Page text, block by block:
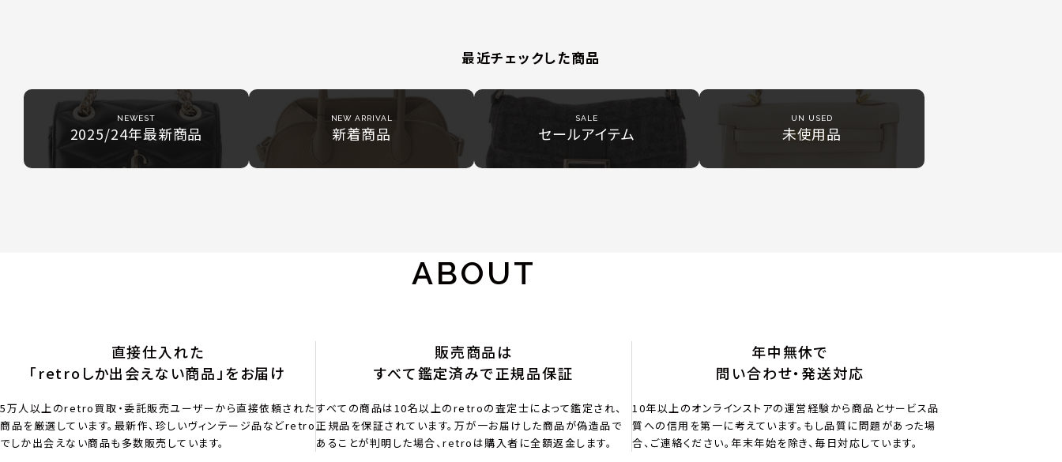
最近チェックした商品
NEWEST
2025/24年最新商品
NEW ARRIVAL
新着商品
SALE
セールアイテム
UN USED
未使用品
ABOUT
直接仕入れた
「retroしか出会えない商品」をお届け
5万人以上のretro買取・委託販売ユーザーから直接依頼された
商品を厳選しています。最新作、珍しいヴィンテージ品などretro
でしか出会えない商品も多数販売しています。
販売商品は
すべて鑑定済みで正規品保証
すべての商品は10名以上のretroの査定士によって鑑定され、
正規品を保証されています。万が一お届けした商品が偽造品で
あることが判明した場合、retroは購入者に全額返金します。
年中無休で
問い合わせ・発送対応
10年以上のオンラインストアの運営経験から商品とサービス品
質への信用を第一に考えています。もし品質に問題があった場
合、ご連絡ください。年末年始を除き、毎日対応しています。